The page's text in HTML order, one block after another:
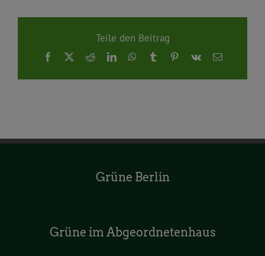
Teile den Beitrag
Facebook
X RedditLinkedInWhatsApp
TumblrPinterest
Vk
E-
Grüne Berlin
Grüne im Abgeordnetenhaus